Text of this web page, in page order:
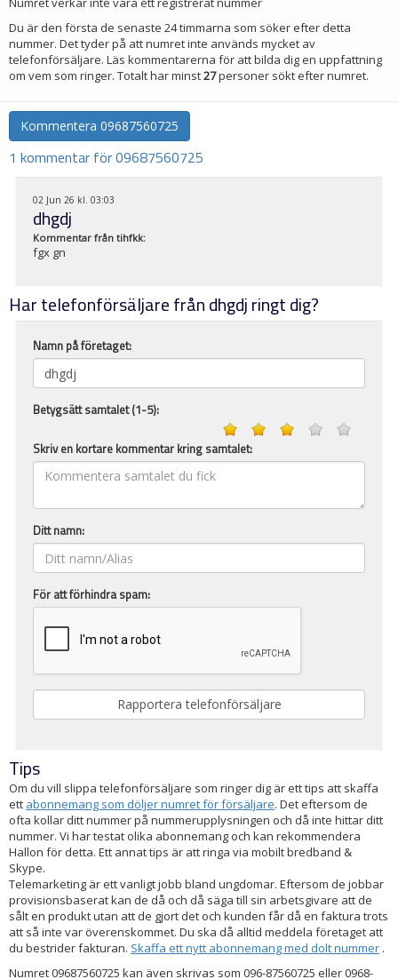
Du är den första de senaste 24 timmarna som söker efter detta
nummer. Det tyder på att numret inte används mycket av
telefonförsäljare. Läs kommentarerna för att bilda dig en uppfattning
om vem som ringer. Totalt har minst27personer sökt efter numret.
Kommentera 09687560725
1 kommentar för 09687560725
02 Jun 26 kl. 03:03
dhgdj
Kommentar från tihfkk:
fgx gn
Har telefonförsäljare från dhgdj ringt dig?
Namn på företaget:
Betygsätt samtalet (1-5):
Skriv en kortare kommentar kring samtalet:
Ditt namn:
För att förhindra spam:
Tips
Om du vill slippa telefonförsäljare som ringer dig är ett tips att skaffa
ett abonnemang som döljer numret för försäljare. Det eftersom de
ofta kollar ditt nummer på nummerupplysningen och då inte hittar ditt
nummer. Vi har testat olika abonnemang och kan rekommendera
Hallon för detta. Ett annat tips är att ringa via mobilt bredband &
Skype.
Telemarketing är ett vanligt jobb bland ungdomar. Eftersom de jobbar
provisionsbaserat kan de då och då säga till sin arbetsgivare att de
sålt en produkt utan att de gjort det och kunden får då en faktura trots
att så inte var överenskommet. Du ska då alltid meddela företaget att
du bestrider fakturan. Skaffa ett nytt abonnemang med dolt nummer .
Numret 09687560725 kan även skrivas som 096-87560725 eller 0968-